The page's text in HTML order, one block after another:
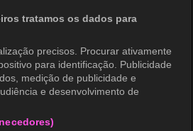
tratamos os dados para
precisos. Procurar ativamente
para identificação. Publicidade
medição de publicidade e
e desenvolvimento de